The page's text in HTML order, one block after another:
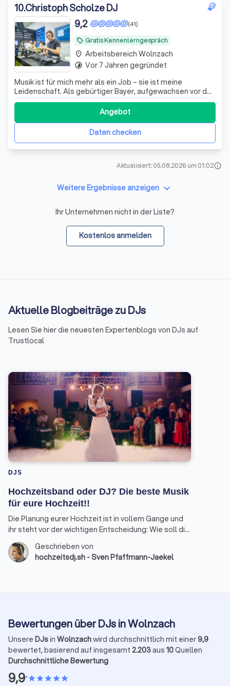
10.Christoph Scholze DJ
local_offer Gratis Kennenlerngespräch
(41)
9,2
Musik ist für mich mehr als ein Job – sie ist meine
Leidenschaft. Als gebürtiger Bayer, aufgewachsen vor den
Toren Münchens, habe ich meine Begeisterung fürs
Auflegen schon während meines Ingenieurstudiums zum
Beruf gemacht und bin seitdem hauptberuflich als DJ
unterwegs. Mein Schwerpunkt liegt auf
Daten checken
Angebot
place Arbeitsbereich Wolnzach
timelapse Vor 7 Jahren gegründet
Aktualisiert: 05.08.2026 um 01:02info
Weitere Ergebnisse anzeigen keyboard_arrow_down
Ihr Unternehmen nicht in der Liste?
Kostenlos anmelden
Aktuelle Blogbeiträge zu DJs
Lesen Sie hier die neuesten Expertenblogs von DJs auf
Trustlocal
DJS
Hochzeitsband oder DJ? Die beste Musik
für eure Hochzeit!!
Die Planung eurer Hochzeit ist in vollem Gange und
ihr steht vor der wichtigen Entscheidung: Wie soll die
musikalische Untermalung eures großen Tages
aussehen? Hochzeitsband oder DJ? Als erfahrener
Hochzeits-DJ möchte ich euch mit diesem Beitrag
Geschrieben von
hochzeitsdj.sh - Sven Pfaffmann-Jaekel
Bewertungen über DJs in Wolnzach
Unsere DJsin Wolnzachwird durchschnittlich mit einer9,9
bewertet, basierend auf insgesamt 2.203aus 10Quellen
Durchschnittliche Bewertung
9,9•starstarstarstarstar